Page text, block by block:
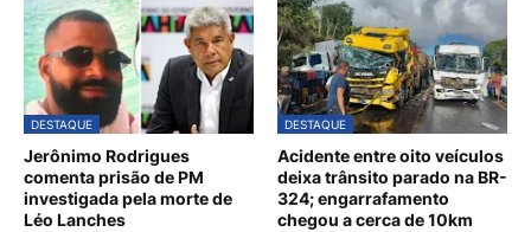
DESTAQUE
Jerônimo Rodrigues
comenta prisão de PM
investigada pela morte de
Léo Lanches
DESTAQUE
Acidente entre oito veículos
deixa trânsito parado na BR-
324; engarrafamento
chegou a cerca de 10km